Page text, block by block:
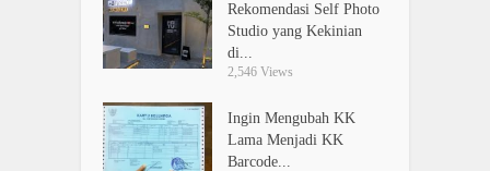
Rekomendasi Self Photo
Studio yang Kekinian
di...
2,546 Views
Ingin Mengubah KK
Lama Menjadi KK
Barcode...